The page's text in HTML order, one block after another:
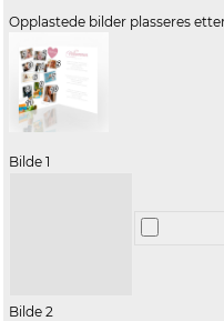
Opplastede bilder plasseres
Bilde 1
Bilde 2